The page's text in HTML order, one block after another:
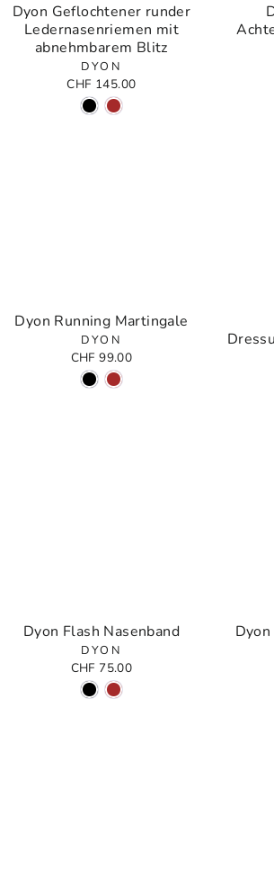
Dyon Geflochtener runder
Ledernasenriemen mit
abnehmbarem Blitz
DYON
CHF 145.00
Dyon Running Martingale
DYON
CHF 99.00
Dyon Flash Nasenband
DYON
CHF 75.00